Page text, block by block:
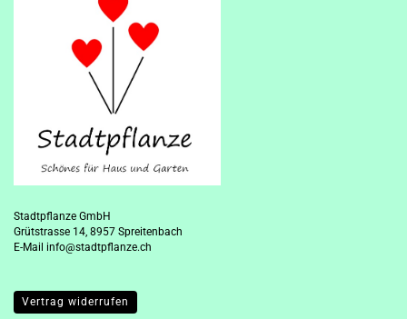
Stadtpflanze GmbH
Grütstrasse 14, 8957 Spreitenbach
E-Mail info@stadtpflanze.ch
Vertrag widerrufen